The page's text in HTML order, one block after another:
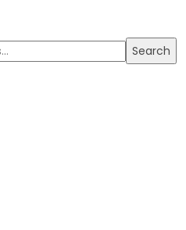
Search